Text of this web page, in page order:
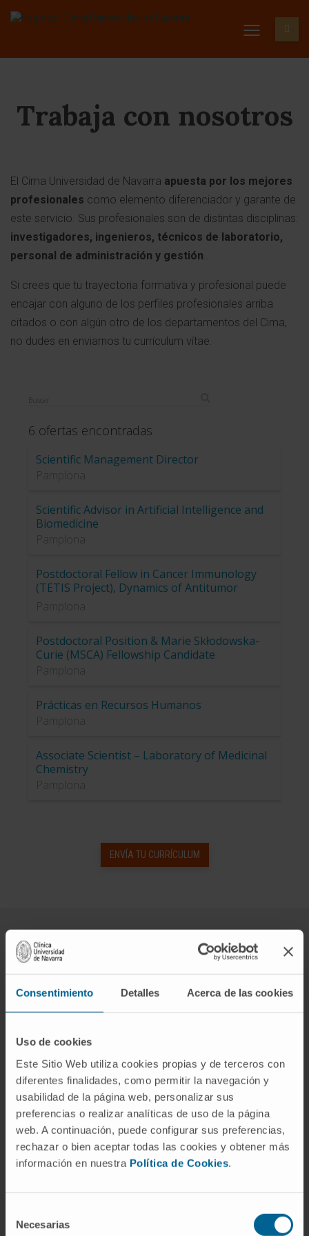
Consentimiento Detalles Acerca de las cookies
Uso de cookies
Este Sitio Web utiliza cookies propias y de terceros con
diferentes finalidades, como permitir la navegación y
usabilidad de la página web, personalizar sus
preferencias o realizar analíticas de uso de la página
web. A continuación, puede configurar sus preferencias,
rechazar o bien aceptar todas las cookies y obtener más
información en nuestra Política de Cookies.
Necesarias
Trabaja con nosotros
El Cima Universidad de Navarra apuesta por los mejores
profesionales como elemento diferenciador y garante de
este servicio. Sus profesionales son de distintas disciplinas:
investigadores, ingenieros, técnicos de laboratorio,
personal de administración y gestión...
Si crees que tu trayectoria formativa y profesional puede
encajar con alguno de los perfiles profesionales arriba
citados o con algún otro de los departamentos del Cima,
no dudes en enviarnos tu currículum vítae.
6 ofertas encontradas
Scientific Management Director
Pamplona
Scientific Advisor in Artificial Intelligence and
Biomedicine
Pamplona
Postdoctoral Fellow in Cancer Immunology
(TETIS Project), Dynamics of Antitumor
Pamplona
Postdoctoral Position & Marie Skłodowska-
Curie (MSCA) Fellowship Candidate
Pamplona
Prácticas en Recursos Humanos
Pamplona
Associate Scientist – Laboratory of Medicinal
Chemistry
Pamplona
ENVÍA TU CURRÍCULUM
La Fundación para la Investigación Médica Aplicada, entidad titular
de CIMA UNIVERSIDAD DE NAVARRA, tratará los datos personales
petición del interesado de medidas precontractuales.
Es posible que comuniquemos sus datos a otras Entidades
relacionadas con la Universidad de Navarra interesadas en
contratar personas con su perfil formativo y profesional.
Conservaremos sus datos durante un máximo de 3 años, salvo
que Vd. nos indique lo contrario.
oposición y limitación del tratamiento cuando lo desee, entre
Datos, mediante el envío de un correo electrónico a la dirección de